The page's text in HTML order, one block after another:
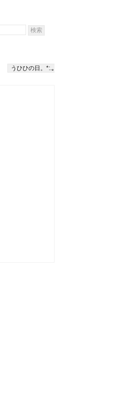
うひひの日。*:.｡